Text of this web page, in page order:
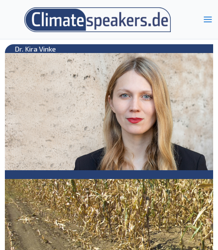
springen
Dr. Kira Vinke